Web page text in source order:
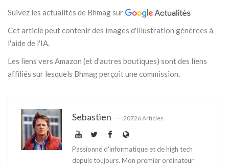
Suivez les actualités de Bhmag sur
Cet article peut contenir des images d'illustration générées à
l'aide de l'IA.
Les liens vers Amazon (et d'autres boutiques) sont des liens
affiliés sur lesquels Bhmag perçoit une commission.
Sebastien 20726 Articles
Passionné d'informatique et de high tech
depuis toujours. Mon premier ordinateur